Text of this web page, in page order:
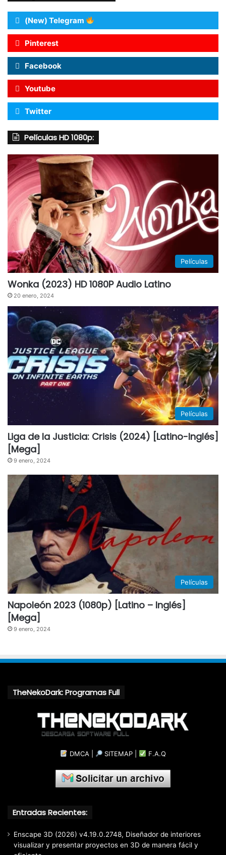
(New) Telegram
Pinterest
Facebook
Youtube
Twitter
Películas HD 1080p:
Películas
Wonka (2023) HD 1080P Audio Latino
20 enero, 2024
Películas
Liga de la Justicia: Crisis (2024) [Latino-Inglés]
[Mega]
9 enero, 2024
Películas
Napoleón 2023 (1080p) [Latino – Inglés]
[Mega]
9 enero, 2024
TheNekoDark: Programas Full
DMCA SITEMAP F.A.Q
Entradas Recientes:
Enscape 3D (2026) v4.19.0.2748, Diseñador de interiores
visualizar y presentar proyectos en 3D de manera fácil y